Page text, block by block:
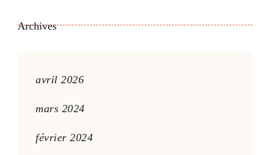
Archives
avril 2026
mars 2024
février 2024